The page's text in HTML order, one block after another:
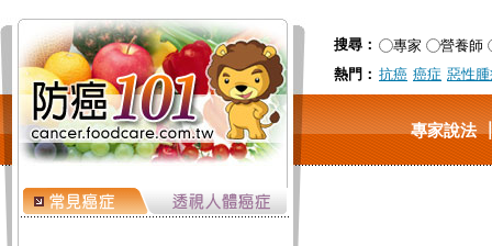
搜尋： 專家
營養師
熱門： 抗癌 癌症 惡性
專家說法